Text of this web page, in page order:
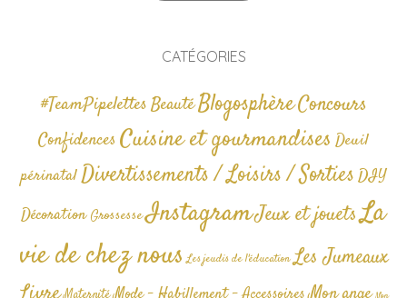
CATÉGORIES
#TeamPipelettesBeautéBlogosphèreConcours
Confidences Cuisine et gourmandises Deuil
périnatalDivertissements / Loisirs / SortiesDIY
Décoration GrossesseInstagramJeux et jouetsLa
vie de chez nous Les jeudis de l'éducation Les Jumeaux